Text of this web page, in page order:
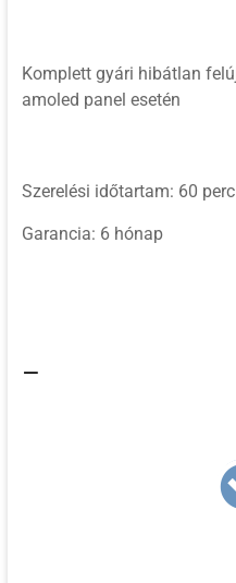
Komplett gyári hibátlan
amoled panel esetén
Szerelési időtartam: 60 perc
Garancia: 6 hónap
–